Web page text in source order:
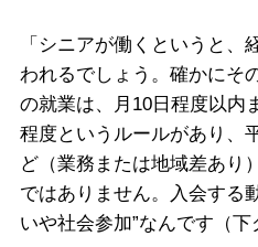
「シニアが働くというと、
われるでしょう。確かにそ
の就業は、月10日程度以内
程度というルールがあり、
ど（業務または地域差あり
ではありません。入会する
いや社会参加”なんです（下